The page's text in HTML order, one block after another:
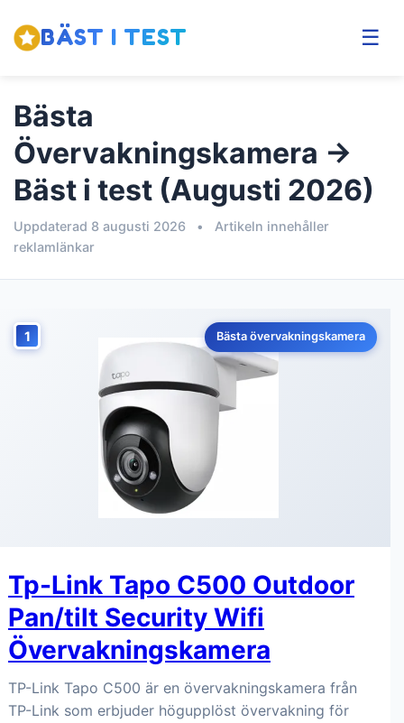
BÄST I TEST ☰
Bästa
Övervakningskamera →
Bäst i test (Augusti 2026)
Uppdaterad 8 augusti 2026 •
Artikeln innehåller
reklamlänkar
1 Bästa övervakningskamera
Tp-Link Tapo C500 Outdoor
Pan/tilt Security Wifi
Övervakningskamera
TP-Link Tapo C500 är en övervakningskamera från
TP-Link som erbjuder högupplöst övervakning för